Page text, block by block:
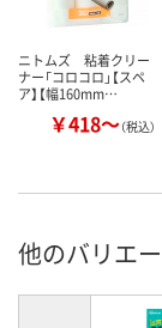
ニトムズ 粘着クリー
ナー「コロコロ」【スペ
ア】【幅160mm…
￥418～（税込）
他のバリエ